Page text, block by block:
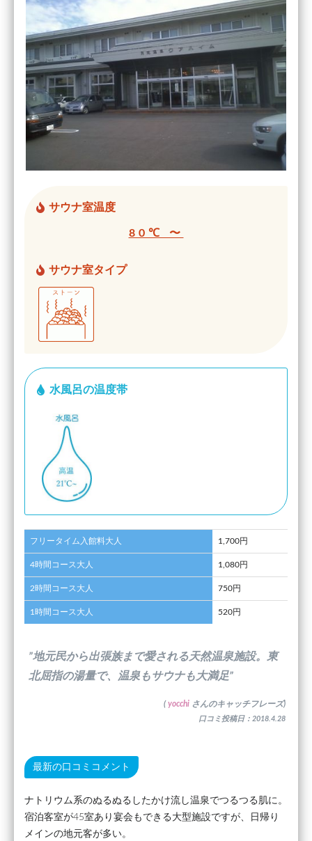
サウナ室温度
80℃ 〜
サウナ室タイプ
水風呂の温度帯
フリータイム入館料大人 1,700円
4時間コース大人 1,080円
2時間コース大人 750円
1時間コース大人 520円
”地元民から出張族まで愛される天然温泉施設。東
北屈指の湯量で、温泉もサウナも大満足”
( yocchi さんのキャッチフレーズ)
口コミ投稿日：2018.4.28
最新の口コミコメント
ナトリウム系のぬるぬるしたかけ流し温泉でつるつる肌に。
宿泊客室が45室あり宴会もできる大型施設ですが、日帰り
メインの地元客が多い。